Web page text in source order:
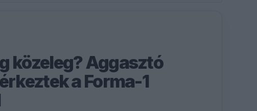
közeleg? Aggasztó
a Forma-1